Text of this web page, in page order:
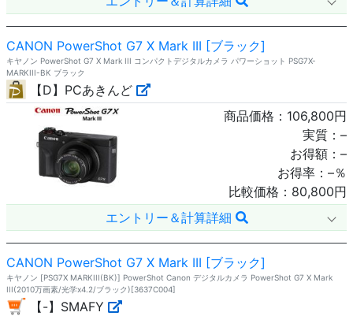
CANON PowerShot G7 X Mark III [ブラック]
キヤノン PowerShot G7 X Mark III コンパクトデジタルカメラ パワーショット PSG7X-
MARKIII-BK ブラック
【D】PCあきんど
商品価格： 106,800円
実質： –
お得額： –
お得率： –％
比較価格： 80,800円
エントリー＆計算詳細
CANON PowerShot G7 X Mark III [ブラック]
キヤノン [PSG7X MARKIII(BK)] PowerShot Canon デジタルカメラ PowerShot G7 X Mark
III(2010万画素/光学x4.2/ブラック)[3637C004]
【-】SMAFY